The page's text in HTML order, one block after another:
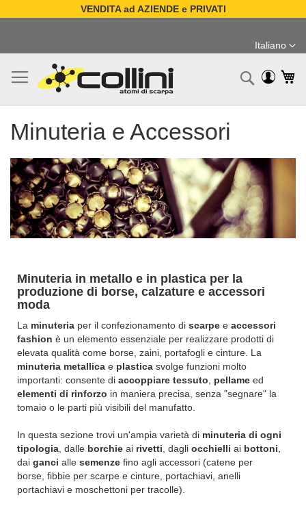
VENDITA ad AZIENDE e PRIVATI
contenuto
Lingua
Italiano
Minuteria e Accessori
Minuteria in metallo e in plastica per la
produzione di borse, calzature e accessori
moda
La minuteria per il confezionamento di scarpe e accessori
fashion è un elemento essenziale per realizzare prodotti di
elevata qualità come borse, zaini, portafogli e cinture. La
minuteria metallica e plastica svolge funzioni molto
importanti: consente di accoppiare tessuto pellame ed
elementi di rinforzo in maniera precisa, senza "segnare" la
tomaio o le parti più visibili del manufatto.
In questa sezione trovi un'ampia varietà di minuteria di ogni
tipologia , dalle borchie ai rivetti , dagli occhielli ai bottoni
dai ganci alle semenze fino agli accessori (catene per
borse, fibbie per scarpe e cinture, portachiavi, anelli
portachiavi e moschettoni per tracolle).